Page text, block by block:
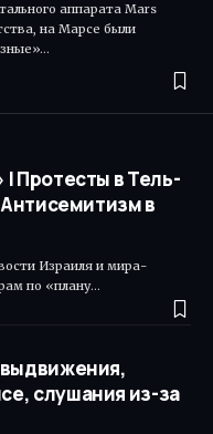
аппарата Mars
на Марсе были
Протесты в Тель-
в
Израиля и мира-
по «плану…
выдвижения,
слушания из-за